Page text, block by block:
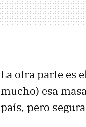
La otra parte es
mucho) esa
país, pero